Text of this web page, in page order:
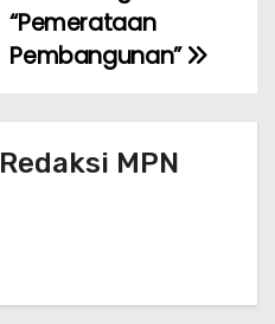
“Pemerataan
Pembangunan”
Redaksi MPN